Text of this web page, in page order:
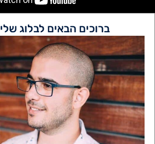
ברוכים הבאים לבלוג שלי